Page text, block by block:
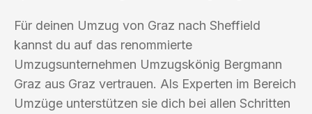
Für deinen Umzug von Graz nach Sheffield
kannst du auf das renommierte
Umzugsunternehmen Umzugskönig Bergmann
Graz aus Graz vertrauen. Als Experten im Bereich
Umzüge unterstützen sie dich bei allen Schritten